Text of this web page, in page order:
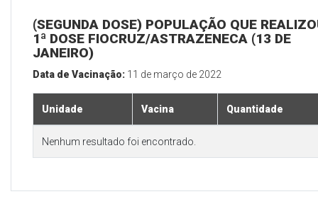
(SEGUNDA DOSE) POPULAÇÃO QUE
1ª DOSE FIOCRUZ/ASTRAZENECA (13 DE
JANEIRO)
Data de Vacinação: 11 de março de 2022
Unidade Vacina Quantidade
Nenhum resultado foi encontrado.